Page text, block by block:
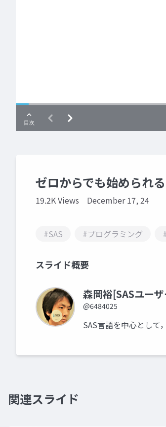
ゼロからでも始められ
19.2K Views December 17, 24
#SAS #プログラミング
スライド概要
森岡裕[SASユー
@6484025
SAS言語を中心として
関連スライド